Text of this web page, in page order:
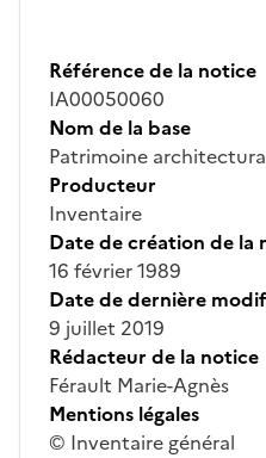
Référence de la notice
IA00050060
Nom de la base
Patrimoine
Producteur
Inventaire
Date de création de la
16 février 1989
Date de dernière
9 juillet 2019
Rédacteur de la notice
Férault Marie-Agnès
Mentions légales
© Inventaire général